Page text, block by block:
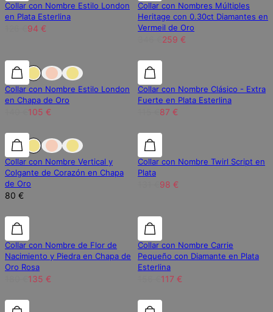
Collar con Nombre Estilo London
en Plata Esterlina
94 €
Collar con Nombres Múltiples
Heritage con 0.30ct Diamantes en
Vermeil de Oro
259 €
25% de descuento 25% de descuento
Collar con Nombre Estilo London
en Chapa de Oro
105 €
25% de descuento
Collar con Nombre Clásico - Extra
Fuerte en Plata Esterlina
87 €
Collar con Nombre Vertical y
Colgante de Corazón en Chapa
de Oro
80 €
25% de descuento
Collar con Nombre Twirl Script en
Plata
98 €
25% de descuento 25% de descuento
Collar con Nombre de Flor de
Nacimiento y Piedra en Chapa de
Oro Rosa
135 €
25% de descuento
Collar con Nombre Carrie
Pequeño con Diamante en Plata
Esterlina
117 €